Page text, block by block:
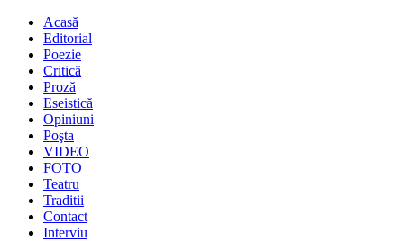
Acasă
Editorial
Poezie
Critică
Proză
Eseistică
Opiniuni
Poşta
VIDEO
FOTO
Teatru
Traditii
Contact
Interviu